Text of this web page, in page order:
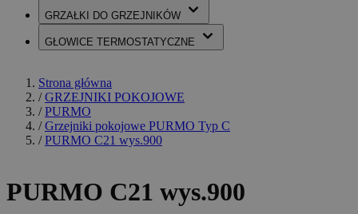
GRZAŁKI DO GRZEJNIKÓW
GŁOWICE TERMOSTATYCZNE
Strona główna
/ GRZEJNIKI POKOJOWE
/ PURMO
/ Grzejniki pokojowe PURMO Typ C
/ PURMO C21 wys.900
PURMO C21 wys.900